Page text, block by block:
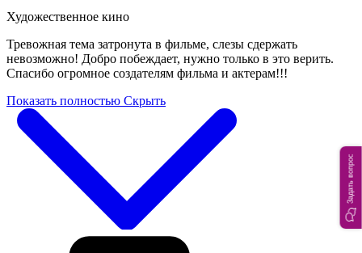
Художественное кино
Тревожная тема затронута в фильме, слезы сдержать
невозможно! Добро побеждает, нужно только в это верить.
Спасибо огромное создателям фильма и актерам!!!
Показать полностью Скрыть
Задать вопрос